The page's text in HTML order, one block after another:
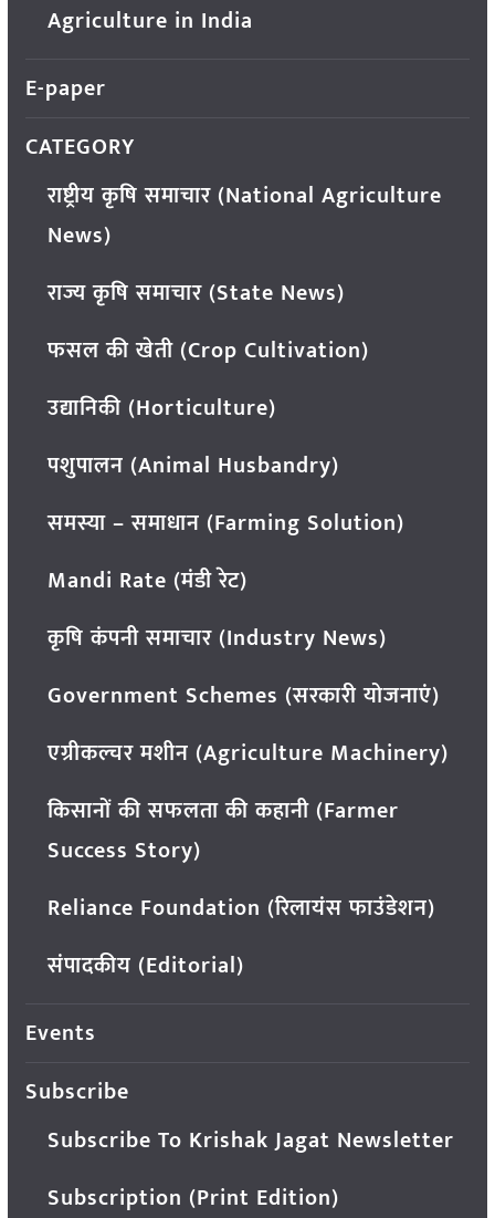
Agriculture in India
E-paper
CATEGORY
राष्ट्रीय कृषि समाचार (National Agriculture
News)
राज्य कृषि समाचार (State News)
फसल की खेती (Crop Cultivation)
उद्यानिकी (Horticulture)
पशुपालन (Animal Husbandry)
समस्या – समाधान (Farming Solution)
Mandi Rate (मंडी रेट)
कृषि कंपनी समाचार (Industry News)
Government Schemes (सरकारी योजनाएं)
एग्रीकल्चर मशीन (Agriculture Machinery)
किसानों की सफलता की कहानी (Farmer
Success Story)
Reliance Foundation (रिलायंस फाउंडेशन)
संपादकीय (Editorial)
Events
Subscribe
Subscribe To Krishak Jagat Newsletter
Subscription (Print Edition)